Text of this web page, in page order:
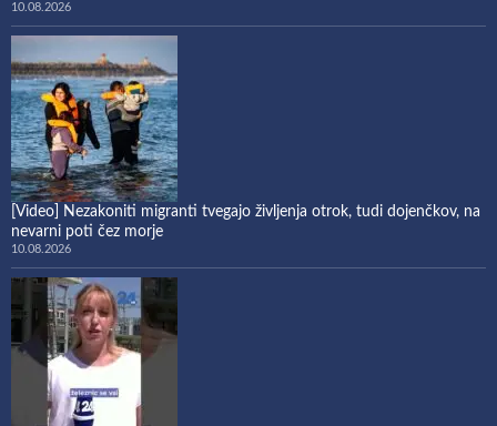
10.08.2026
[Video] Nezakoniti migranti tvegajo življenja otrok, tudi dojenčkov, na
nevarni poti čez morje
10.08.2026